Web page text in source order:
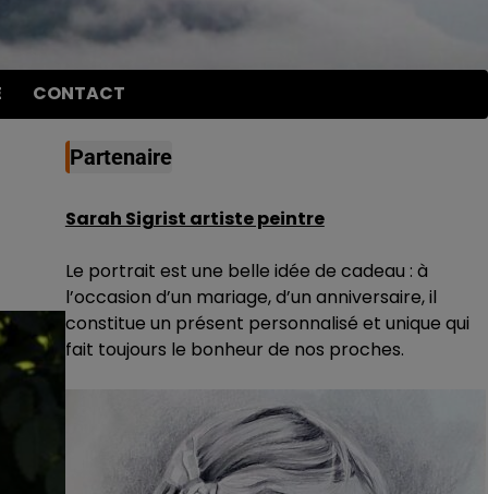
CONTACT
Partenaire
Sarah Sigrist artiste peintre
Le portrait est une belle idée de cadeau : à
l’occasion d’un mariage, d’un anniversaire, il
constitue un présent personnalisé et unique qui
fait toujours le bonheur de nos proches.